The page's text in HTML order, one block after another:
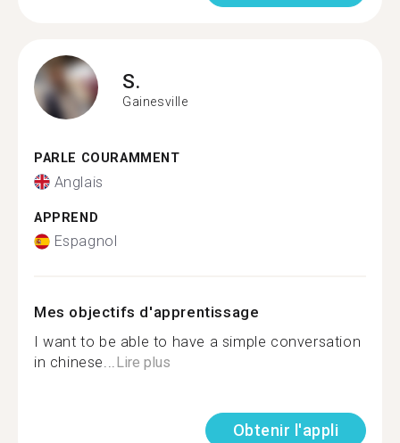
S.
Gainesville
PARLE COURAMMENT
Anglais
APPREND
Espagnol
Mes objectifs d'apprentissage
I want to be able to have a simple conversation
in chinese...Lire plus
Obtenir l'appli